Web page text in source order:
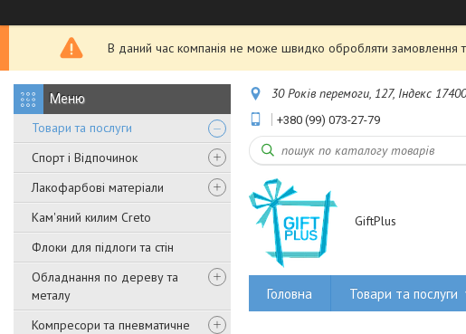
В даний час компанія не може швидко обробляти замовлення
Товари та послуги
Спорт і Відпочинок
Лакофарбові матеріали
Кам'яний килим Creto
Флоки для підлоги та стін
Обладнання по дереву та
металу
Компресори та пневматичне
30 Років перемоги, 127, Індекс
+380 (99) 073-27-79
GiftPlus
Головна Товари та послуги